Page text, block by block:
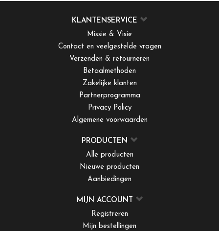
KLANTENSERVICE
Missie & Visie
Contact en veelgestelde vragen
Verzenden & retourneren
Betaalmethoden
Zakelijke klanten
Partnerprogramma
Privacy Policy
Algemene voorwaarden
PRODUCTEN
Alle producten
Nieuwe producten
Aanbiedingen
MIJN ACCOUNT
Registreren
Mijn bestellingen